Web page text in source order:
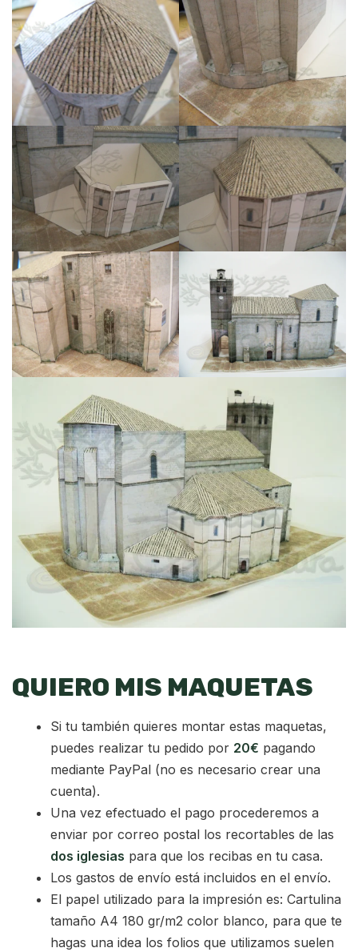
QUIERO MIS MAQUETAS
Si tu también quieres montar estas maquetas,
puedes realizar tu pedido por 20€ pagando
mediante PayPal (no es necesario crear una
cuenta).
Una vez efectuado el pago procederemos a
enviar por correo postal los recortables de las
dos iglesias para que los recibas en tu casa.
Los gastos de envío está incluidos en el envío.
El papel utilizado para la impresión es: Cartulina
tamaño A4 180 gr/m2 color blanco, para que te
hagas una idea los folios que utilizamos suelen